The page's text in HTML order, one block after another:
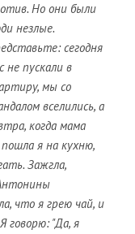
Но они были
незлые.
сегодня
не пускали в
мы со
вселились, а
когда мама
я на кухню,
Зажгла,
что я грею чай, и
говорю: "Да, я